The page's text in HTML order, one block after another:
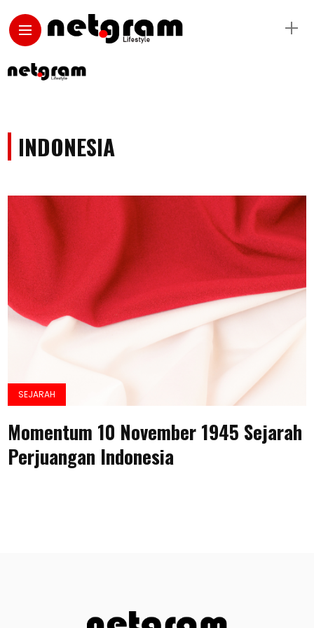
INDONESIA
SEJARAH
Momentum 10 November 1945 Sejarah
Perjuangan Indonesia